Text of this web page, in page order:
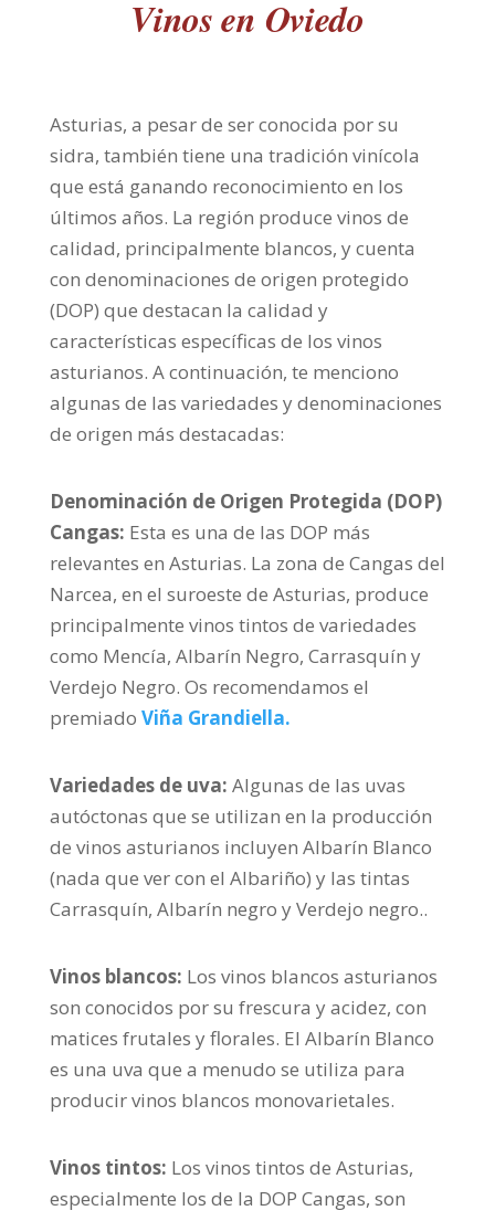
Vinos en Oviedo
Asturias, a pesar de ser conocida por su
sidra, también tiene una tradición vinícola
que está ganando reconocimiento en los
últimos años. La región produce vinos de
calidad, principalmente blancos, y cuenta
con denominaciones de origen protegido
(DOP) que destacan la calidad y
características específicas de los vinos
asturianos. A continuación, te menciono
algunas de las variedades y denominaciones
de origen más destacadas:
Denominación de Origen Protegida (DOP)
Cangas: Esta es una de las DOP más
relevantes en Asturias. La zona de Cangas del
Narcea, en el suroeste de Asturias, produce
principalmente vinos tintos de variedades
como Mencía, Albarín Negro, Carrasquín y
Verdejo Negro. Os recomendamos el
premiado Viña Grandiella.
Variedades de uva: Algunas de las uvas
autóctonas que se utilizan en la producción
de vinos asturianos incluyen Albarín Blanco
(nada que ver con el Albariño) y las tintas
Carrasquín, Albarín negro y Verdejo negro..
Vinos blancos: Los vinos blancos asturianos
son conocidos por su frescura y acidez, con
matices frutales y florales. El Albarín Blanco
es una uva que a menudo se utiliza para
producir vinos blancos monovarietales.
Vinos tintos: Los vinos tintos de Asturias,
especialmente los de la DOP Cangas, son